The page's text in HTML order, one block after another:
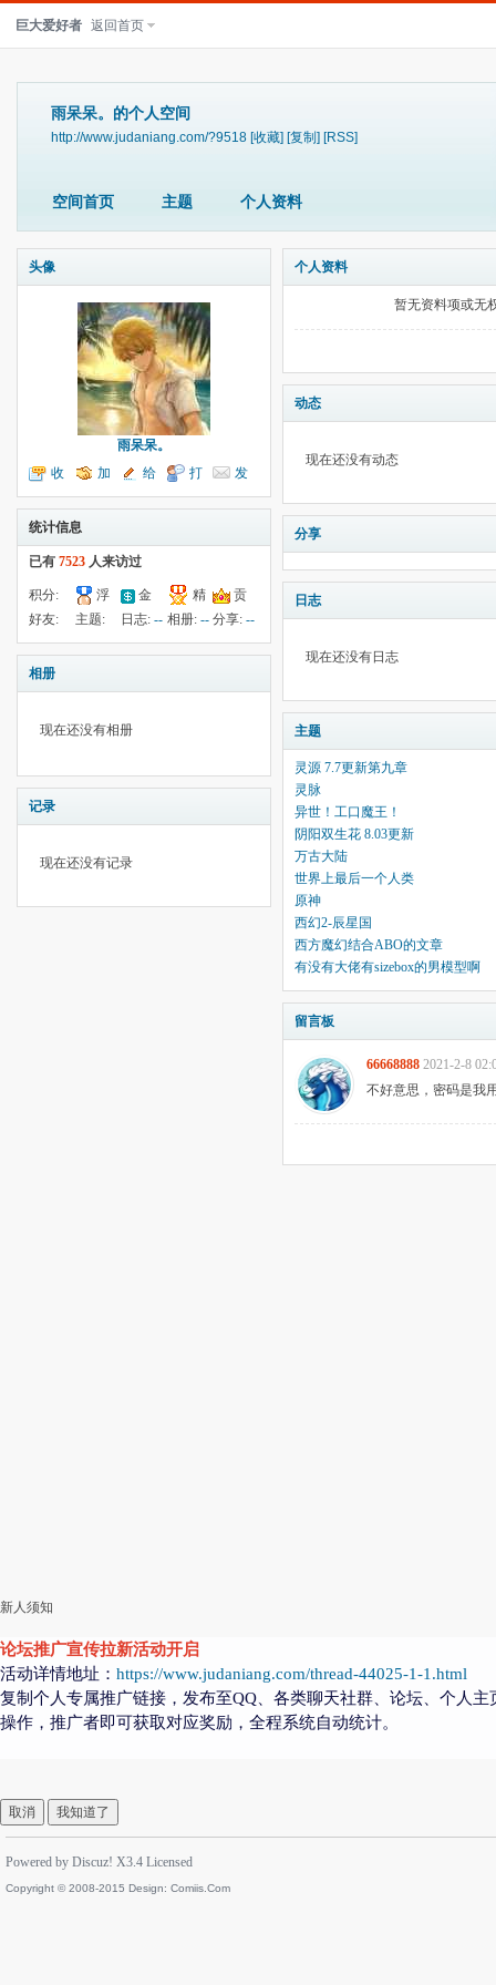
巨大爱好者 返回首页
雨呆呆。的个人空间
http://www.judaniang.com/?9518 [收藏] [复制] [RSS]
空间首页 主题 个人资料
头像
雨呆呆。
收
听TA
加
为好友
给
我留言
打
个招呼
发
送消息
统计信息
已有 7523 人来访过
积分:
-25
浮
云:
金
钱:53
精
华:--
贡
献:--
好友:
10
主题:
26
日志:-- 相册: -- 分享:--
相册
现在还没有相册
记录
现在还没有记录
个人资料
暂无资料项或无
动态
现在还没有动态
分享
日志
现在还没有日志
主题
灵源 7.7更新第九章
灵脉
异世！工口魔王！
阴阳双生花 8.03更新
万古大陆
世界上最后一个人类
原神
西幻2-辰星国
西方魔幻结合ABO的文章
有没有大佬有sizebox的男模型啊
留言板
66668888 2021-2-8
不好意思，密码是我
新人须知
论坛推广宣传拉新活动开启
活动详情地址： https://www.judaniang.com/thread-44025-1-1.html
复制个人专属推广链接，发布至QQ、各类聊天社群、论坛、个人
操作，推广者即可获取对应奖励，全程系统自动统计。
取消 我知道了
Powered by Discuz! X3.4 Licensed
Copyright © 2008-2015 Design: Comiis.Com